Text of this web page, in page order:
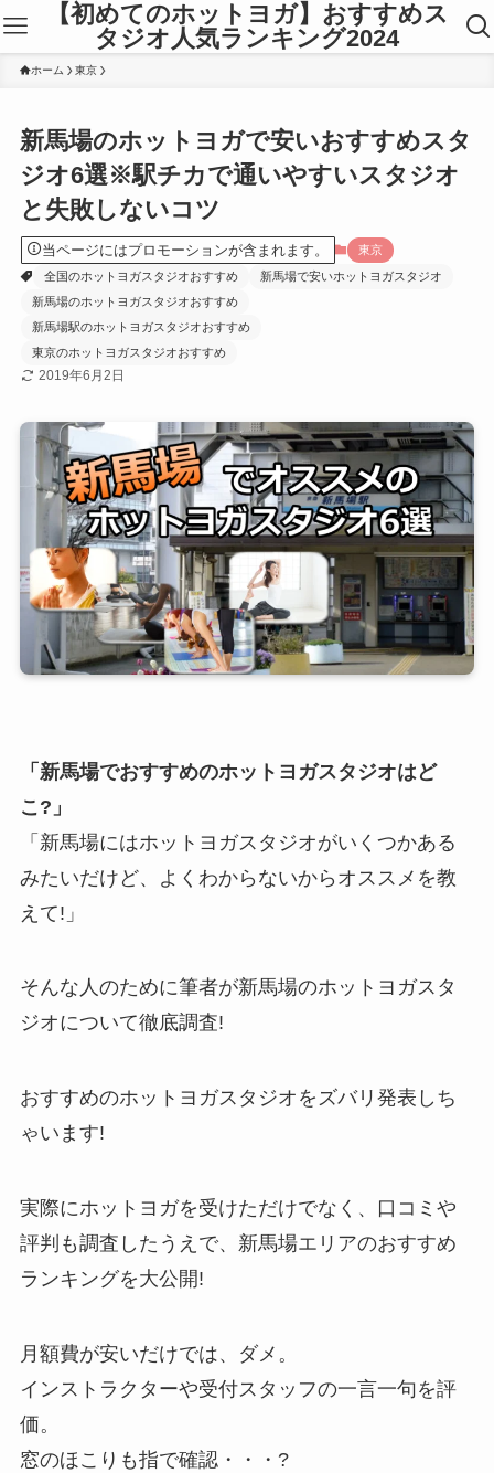
【初めてのホットヨガ】おすすめス
タジオ人気ランキング2024
ホーム 東京
新馬場のホットヨガで安いおすすめスタ
ジオ6選※駅チカで通いやすいスタジオ
と失敗しないコツ
当ページにはプロモーションが含まれます。
東京
全国のホットヨガスタジオおすすめ
新馬場で安いホットヨガスタジオ
新馬場のホットヨガスタジオおすすめ
新馬場駅のホットヨガスタジオおすすめ
東京のホットヨガスタジオおすすめ
2019年6月2日
「新馬場でおすすめのホットヨガスタジオはど
こ?」
「新馬場にはホットヨガスタジオがいくつかある
みたいだけど、よくわからないからオススメを教
えて!」
そんな人のために筆者が新馬場のホットヨガスタ
ジオについて徹底調査!
おすすめのホットヨガスタジオをズバリ発表しち
ゃいます!
実際にホットヨガを受けただけでなく、口コミや
評判も調査したうえで、新馬場エリアのおすすめ
ランキングを大公開!
月額費が安いだけでは、ダメ。
インストラクターや受付スタッフの一言一句を評
価。
窓のほこりも指で確認・・・?